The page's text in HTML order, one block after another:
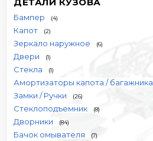
Бампер (4)
Капот (2)
Зеркало наружное (6)
Двери (1)
Стекла (1)
Амортизаторы капота / багажника
Замки / Ручки (26)
Стеклоподъемник (8)
Дворники (84)
Бачок омывателя (7)